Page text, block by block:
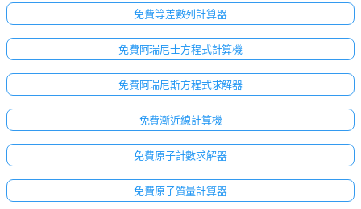
免費等差數列計算器
免費阿瑞尼士方程式計算機
免費阿瑞尼斯方程式求解器
免費漸近線計算機
免費原子計數求解器
免費原子質量計算器